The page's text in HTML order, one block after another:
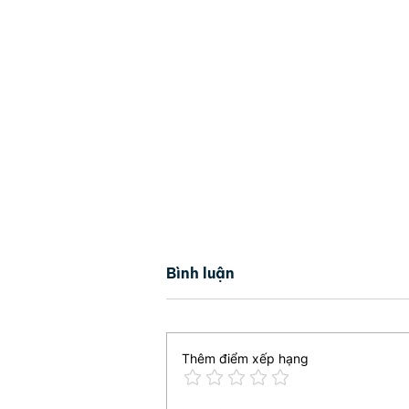
Bình luận
Thêm điểm xếp hạng